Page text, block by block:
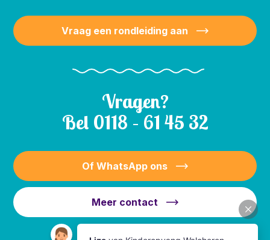
Vraag een rondleiding aan
Vragen?
Bel 0118 – 61 45 32
Of WhatsApp ons
Meer contact